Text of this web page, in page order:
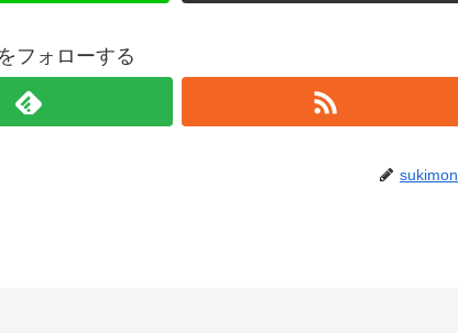
フォローする
sukimon